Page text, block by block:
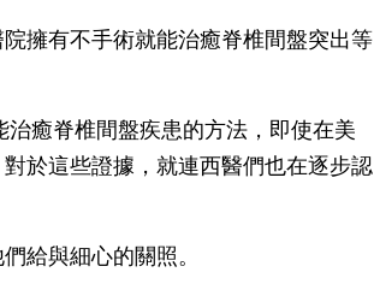
擁有不手術就能治癒脊椎間盤突出等
癒脊椎間盤疾患的方法，即使在美
於這些證據，就連西醫們也在逐步認
給與細心的關照。